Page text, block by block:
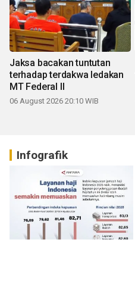
Jaksa bacakan tuntutan
terhadap terdakwa ledakan
MT Federal II
06 August 2026 20:10 WIB
Infografik